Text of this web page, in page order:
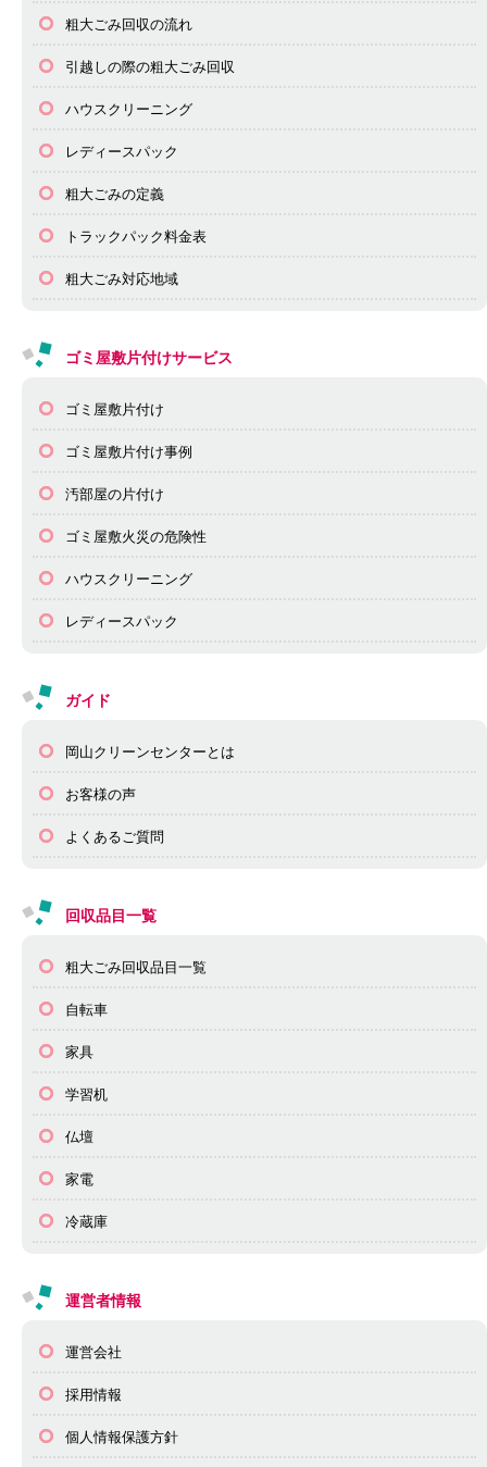
粗大ごみ回収の流れ
引越しの際の粗大ごみ回収
ハウスクリーニング
レディースパック
粗大ごみの定義
トラックパック料金表
粗大ごみ対応地域
ゴミ屋敷片付けサービス
ゴミ屋敷片付け
ゴミ屋敷片付け事例
汚部屋の片付け
ゴミ屋敷火災の危険性
ハウスクリーニング
レディースパック
ガイド
岡山クリーンセンターとは
お客様の声
よくあるご質問
回収品目一覧
粗大ごみ回収品目一覧
自転車
家具
学習机
仏壇
家電
冷蔵庫
運営者情報
運営会社
採用情報
個人情報保護方針